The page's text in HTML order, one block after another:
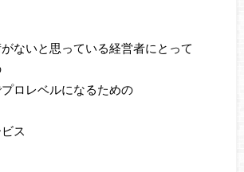
ないと思っている経営者にとって
ロレベルになるための
ス